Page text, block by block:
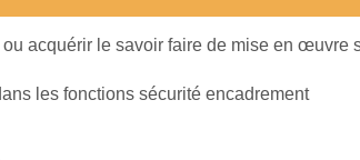
acquérir le savoir faire de mise en œuvre
les fonctions sécurité encadrement